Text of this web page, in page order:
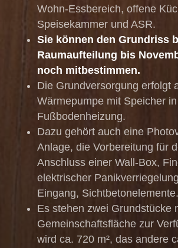
Wohn-Essbereich, offene
Speisekammer und ASR.
Sie können den Grundriss
Raumaufteilung bis
noch mitbestimmen.
Die Grundversorgung erfolgt
Wärmepumpe mit Speicher
Fußbodenheizung.
Dazu gehört auch eine
Anlage, die Vorbereitung für
Anschluss einer Wall-Box,
elektrischer
Eingang, Sichtbetonelemente.
Es stehen zwei Grundstücke
Gemeinschaftsfläche zur
wird ca. 720 m², das andere